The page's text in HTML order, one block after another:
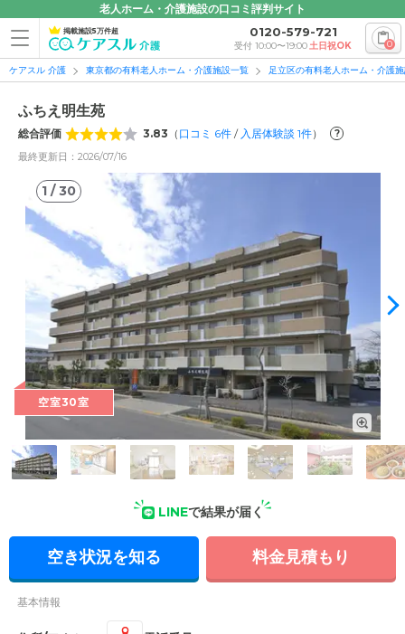
老人ホーム・介護施設の口コミ評判サイト
掲載施設5万件超 0120-579-721
受付 10:00〜19:00土日祝OK 0
ケアスル 介護 東京都の有料老人ホーム・介護施設一覧 足立区の有料老人ホーム・介護
ふちえ明生苑
総合評価 3.83 （ 口コミ 6件 /入居体験談 1件） ?
最終更新日：2026/07/16
1 /30
1/30
外観: リハビリに積極的に取り組める環境や、医療機関との連
携もしっかりしている、介護付き有料老人ホームです。
空室30室
LINEで結果が届く
空き状況を知る 料金見積もり
基本情報